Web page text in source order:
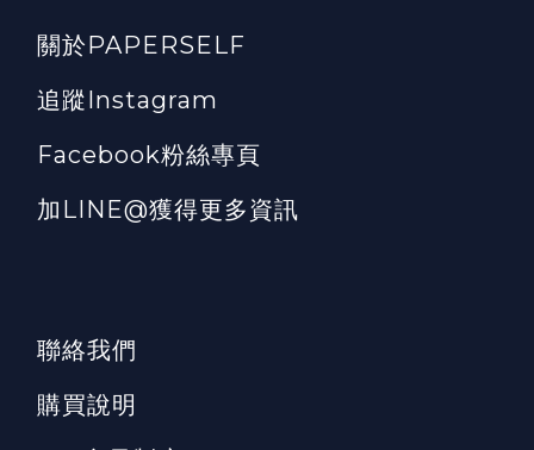
關於PAPERSELF
追蹤Instagram
Facebook粉絲專頁
加LINE@獲得更多資訊
聯絡我們
購買說明